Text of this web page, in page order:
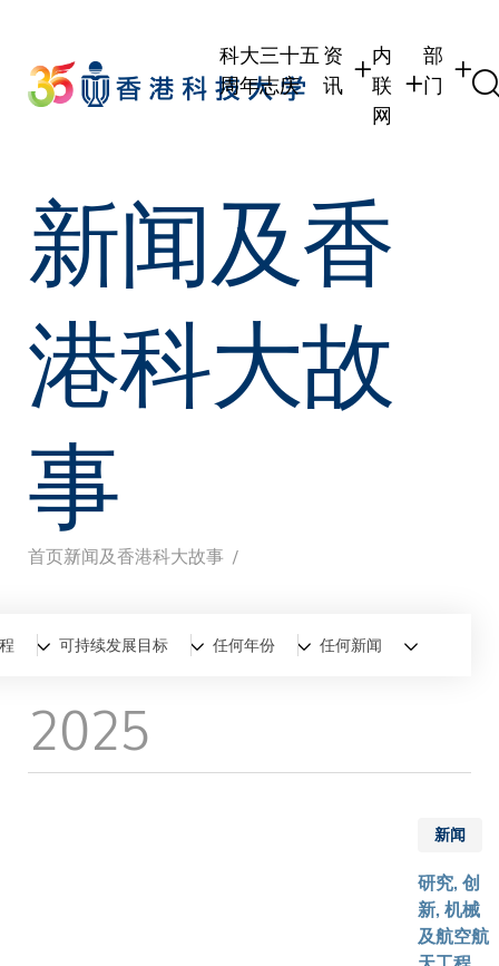
main
content
科大三十五
周年志庆
资
讯
校友
传媒
公众
内
联
网
校友内联网
部
门
新闻及香
港科大故
事
面
包
屑
首页新闻及香港科大故事
全部新闻香港科大故事
可持续发展目标 任何年份 任何新闻
2025
新闻
研究, 创
新, 机械
及航空航